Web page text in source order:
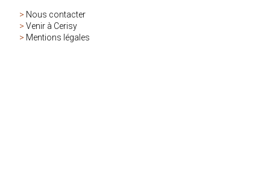
> Nous contacter
> Venir à Cerisy
> Mentions légales